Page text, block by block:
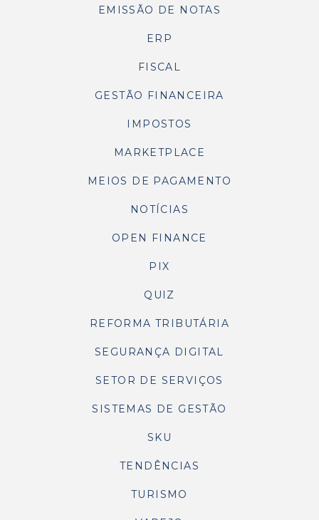
EMISSÃO DE NOTAS
ERP
FISCAL
GESTÃO FINANCEIRA
IMPOSTOS
MARKETPLACE
MEIOS DE PAGAMENTO
NOTÍCIAS
OPEN FINANCE
PIX
QUIZ
REFORMA TRIBUTÁRIA
SEGURANÇA DIGITAL
SETOR DE SERVIÇOS
SISTEMAS DE GESTÃO
SKU
TENDÊNCIAS
TURISMO